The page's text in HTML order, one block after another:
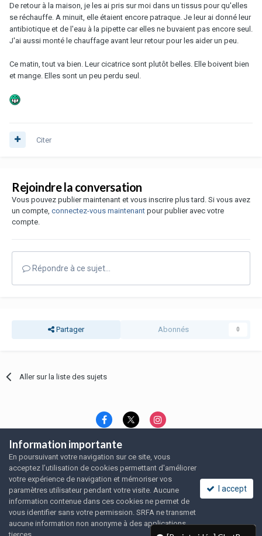
De retour à la maison, je les ai pris sur moi dans un tissus pour qu'elles
se réchauffe. A minuit, elle étaient encore patraque. Je leur ai donné leur
antibiotique et de l'eau à la pipette car elles ne buvaient pas encore seul.
J'ai aussi monté le chauffage avant leur retour pour les aider un peu.
Ce matin, tout va bien. Leur cicatrice sont plutôt belles. Elle boivent bien
et mange. Elles sont un peu perdu seul.
Citer
Rejoindre la conversation
Vous pouvez publier maintenant et vous inscrire plus tard. Si vous avez
un compte, connectez-vous maintenant pour publier avec votre
compte.
Répondre à ce sujet…
Partager Abonnés 0
Aller sur la liste des sujets
Langue Thème
Politique de confidentialité
Nous contacter
Nous contacter
SRFA, l'association des amoureux du rat domestique
Powered by Invision Community
Information importante
En poursuivant votre navigation sur ce site, vous
acceptez l’utilisation de cookies permettant d'améliorer
votre expérience de navigation et mémoriser vos
paramètres utilisateur pendant votre visite. Aucune
information contenue dans ces cookies ne permet de
vous identifier sans votre permission. SRFA ne transmet
aucune information non anonyme à des applications
I accept